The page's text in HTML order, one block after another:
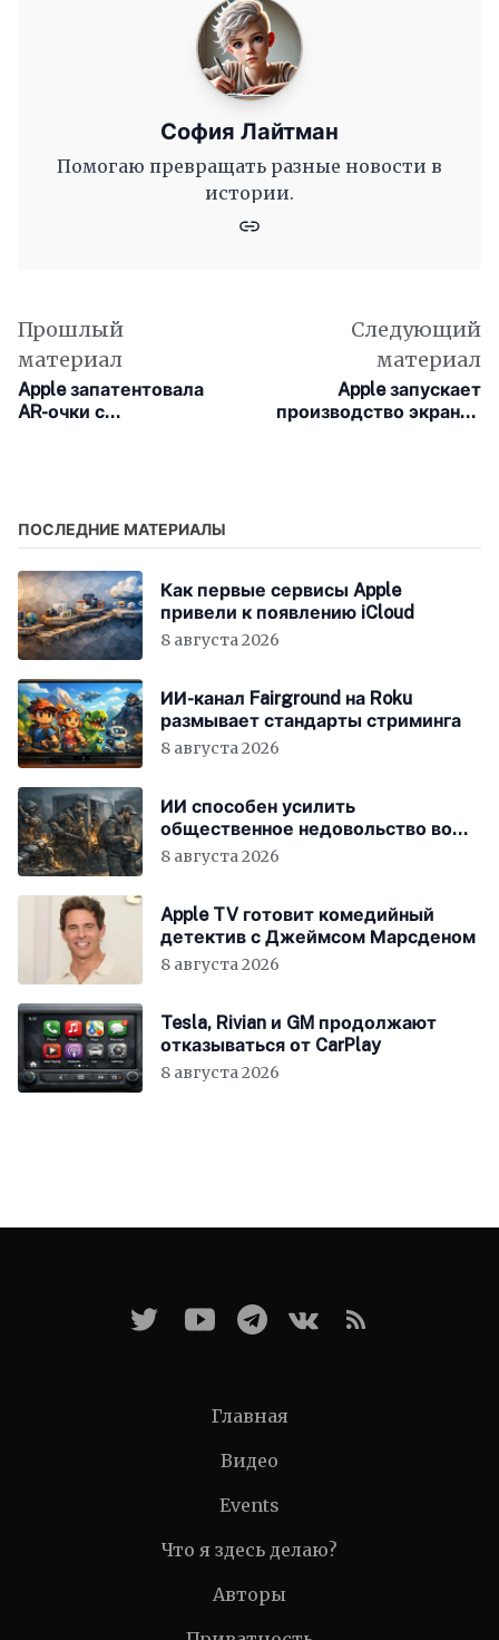
София Лайтман
Помогаю превращать разные новости в
истории.
Прошлый
материал
Apple запатентовала
AR-очки с
Следующий
материал
Apple запускает
производство экранов
ПОСЛЕДНИЕ МАТЕРИАЛЫ
Как первые сервисы Apple
привели к появлению iCloud
8 августа 2026
ИИ-канал Fairground на Roku
размывает стандарты стриминга
8 августа 2026
ИИ способен усилить
общественное недовольство во
всём мире
8 августа 2026
Apple TV готовит комедийный
детектив с Джеймсом Марсденом
8 августа 2026
Tesla, Rivian и GM продолжают
отказываться от CarPlay
8 августа 2026
Главная
Видео
Events
Что я здесь делаю?
Авторы